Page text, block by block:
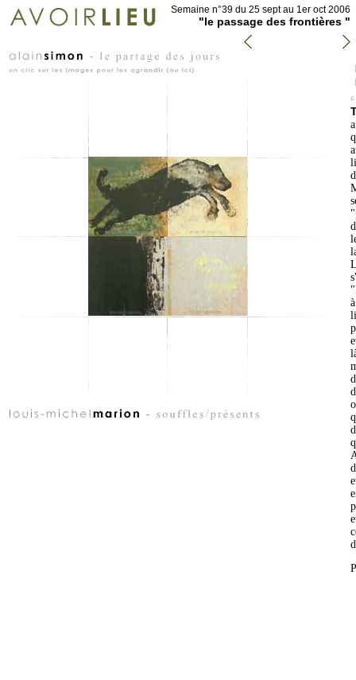
Semaine n°39 du 25 sept au 1er oct 2006
"le passage des frontières "